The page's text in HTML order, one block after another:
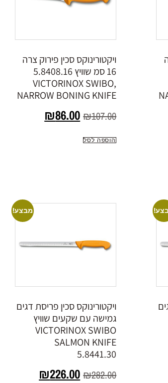
ויקטורינוקס סכין פירוק צרה
16 סמ שוויץ 5.8408.16
VICTORINOX SWIBO,
NARROW BONING KNIFE
₪107.00
₪86.00
הוספה לסל
מבצע!
ויקטורינוקס סכין פריסת דגים
גמישה עם שקעים שוויץ
VICTORINOX SWIBO
SALMON KNIFE
5.8441.30
₪282.00
₪226.00